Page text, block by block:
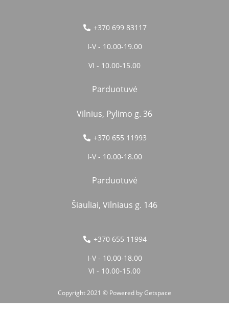
+370 699 83117
I-V - 10.00-19.00
VI - 10.00-15.00
Parduotuvė
Vilnius, Pylimo g. 36
+370 655 11993
I-V - 10.00-18.00
Parduotuvė
Šiauliai, Vilniaus g. 146
+370 655 11994
I-V - 10.00-18.00
VI - 10.00-15.00
Copyright 2021 © Powered byGetspace